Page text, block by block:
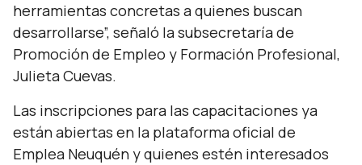
herramientas concretas a quienes buscan
desarrollarse”, señaló la subsecretaría de
Promoción de Empleo y Formación Profesional,
Julieta Cuevas.
Las inscripciones para las capacitaciones ya
están abiertas en la plataforma oficial de
Emplea Neuquén y quienes estén interesados